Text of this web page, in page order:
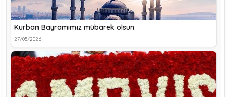
Kurban Bayramımız mübarek olsun
27/05/2026